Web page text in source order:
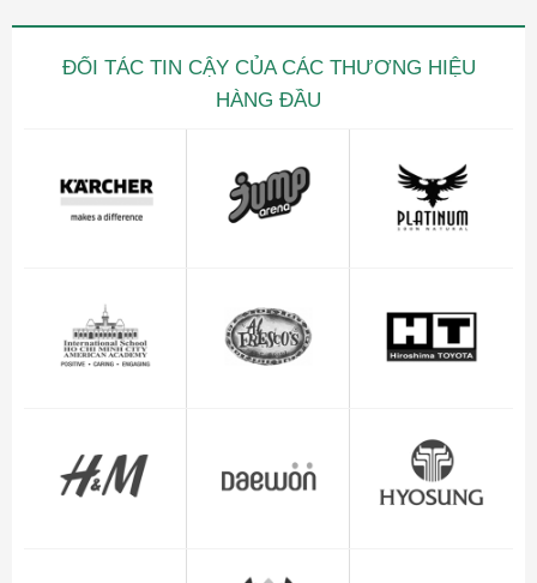
ĐỐI TÁC TIN CẬY CỦA CÁC THƯƠNG HIỆU
HÀNG ĐẦU